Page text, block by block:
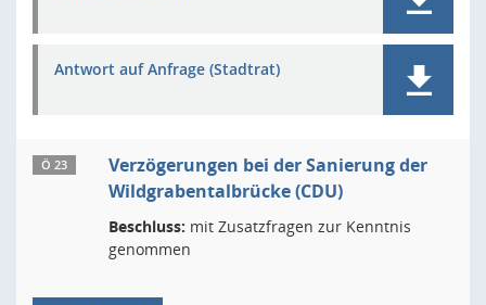
Antwort auf Anfrage (Stadtrat)
Ö 23
Verzögerungen bei der Sanierung der
Wildgrabentalbrücke (CDU)
Beschluss: mit Zusatzfragen zur Kenntnis
genommen